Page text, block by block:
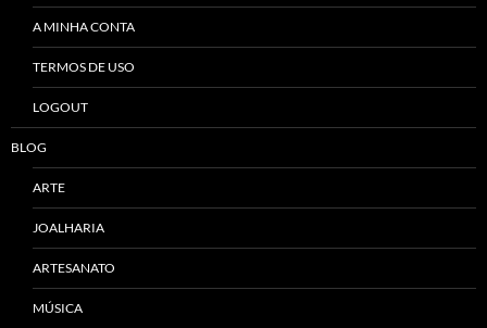
A MINHA CONTA
TERMOS DE USO
LOGOUT
BLOG
ARTE
JOALHARIA
ARTESANATO
MÚSICA